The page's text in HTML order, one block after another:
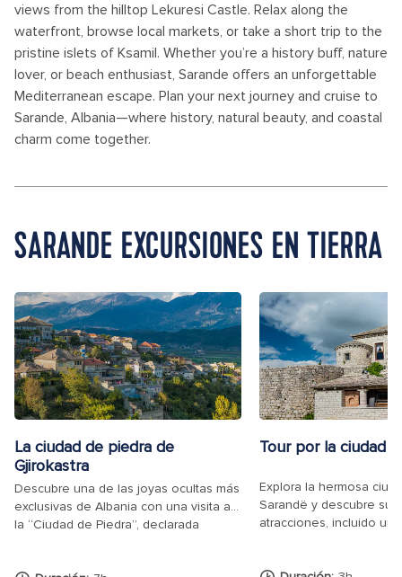
views from the hilltop Lekuresi Castle. Relax along the
waterfront, browse local markets, or take a short trip to the
pristine islets of Ksamil. Whether you’re a history buff, nature
lover, or beach enthusiast, Sarande offers an unforgettable
Mediterranean escape. Plan your next journey and cruise to
Sarande, Albania—where history, natural beauty, and coastal
charm come together.
SARANDE EXCURSIONES EN TIERRA